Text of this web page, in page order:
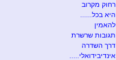
רחוק מקרוב
היא בכל......
להאמין
תגובות שרשרת
דרך השדרה
אינדיבידואלי.....